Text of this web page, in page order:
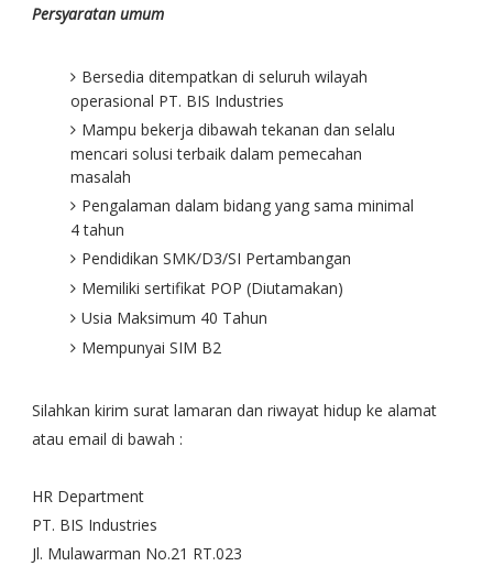
Persyaratan umum
Bersedia ditempatkan di seluruh wilayah
operasional PT. BIS Industries
Mampu bekerja dibawah tekanan dan selalu
mencari solusi terbaik dalam pemecahan
masalah
Pengalaman dalam bidang yang sama minimal
4 tahun
Pendidikan SMK/D3/SI Pertambangan
Memiliki sertifikat POP (Diutamakan)
Usia Maksimum 40 Tahun
Mempunyai SIM B2
Silahkan kirim surat lamaran dan riwayat hidup ke alamat
atau email di bawah :
HR Department
PT. BIS Industries
Jl. Mulawarman No.21 RT.023